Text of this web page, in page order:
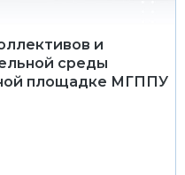
и
среды
площадке МГППУ